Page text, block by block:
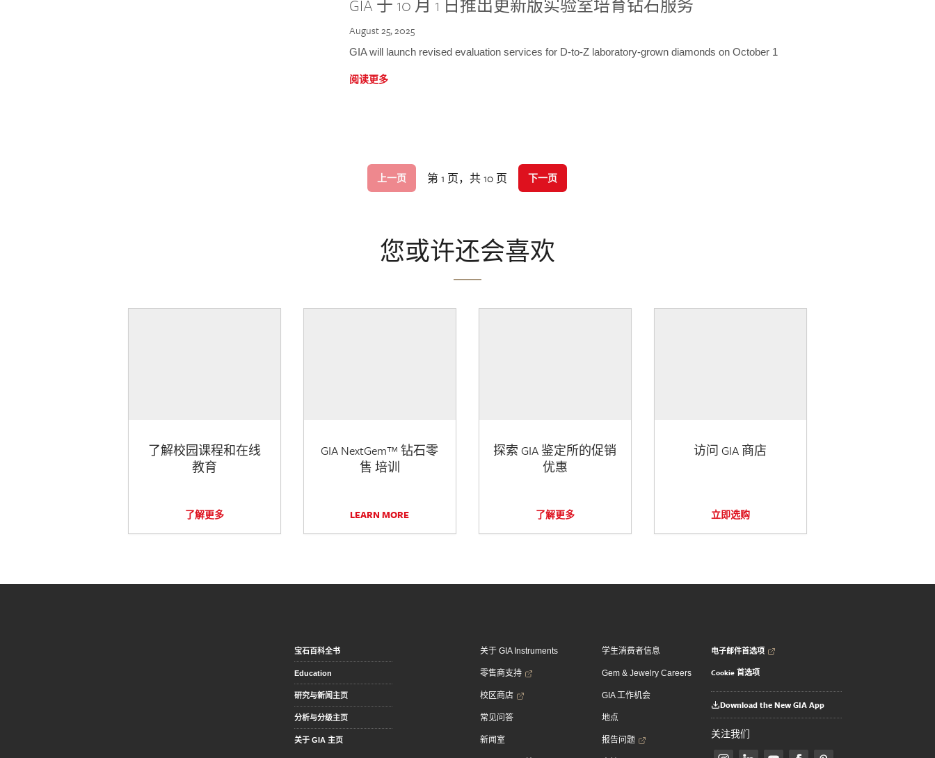
GIA 于 10 月 1 日推出更新版实验室培育钻石服务
August 25, 2025
GIA will launch revised evaluation services for D-to-Z laboratory-grown diamonds on October 1
阅读更多
上一页 第 1 页，共 10 页 下一页
您或许还会喜欢
了解校园课程和在线
教育
了解更多
GIA NextGem™ 钻石零
售 培训
LEARN MORE
探索 GIA 鉴定所的促销
优惠
了解更多
访问 GIA 商店
立即选购
宝石百科全书
Education
研究与新闻主页
分析与分级主页
关于 GIA 主页
关于 GIA Instruments
零售商支持
校区商店
常见问答
新闻室
学生消费者信息
Gem & Jewelry Careers
GIA 工作机会
地点
报告问题
电子邮件首选项
Cookie 首选项
Download the New GIA App
关注我们